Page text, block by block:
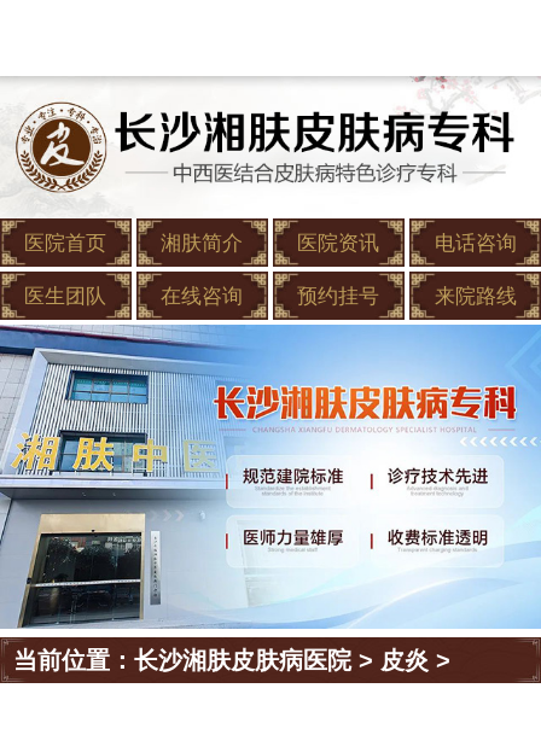
医院首页 湘肤简介 医院资讯 电话咨询
医生团队 在线咨询 预约挂号 来院路线
当前位置：长沙湘肤皮肤病医院> 皮炎 >